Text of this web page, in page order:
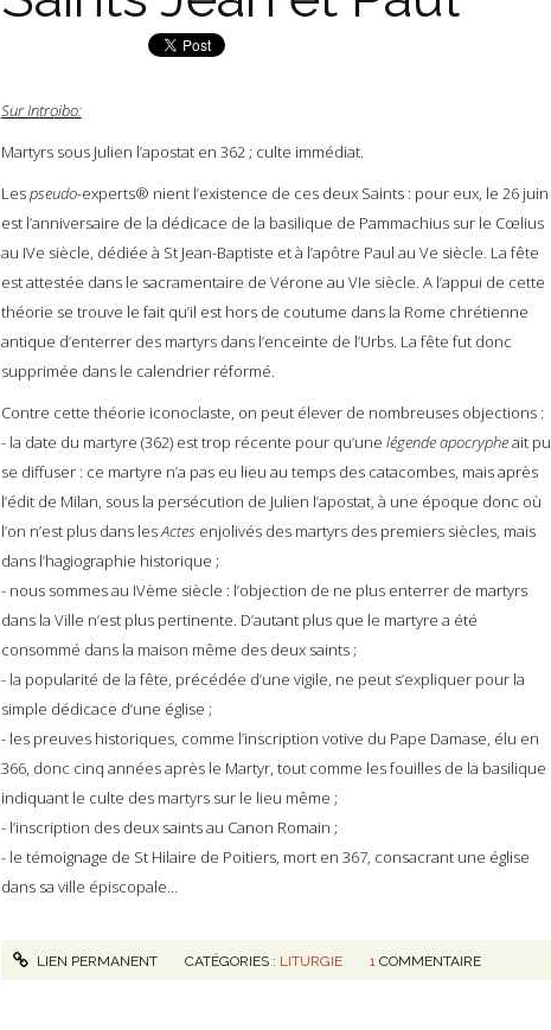
Sur Introibo:
Martyrs sous Julien l’apostat en 362 ; culte immédiat.
Lespseudo-experts® nient l’existence de ces deux Saints : pour eux, le 26 juin
est l’anniversaire de la dédicace de la basilique de Pammachius sur le Cœlius
au IVe siècle, dédiée à St Jean-Baptiste et à l’apôtre Paul au Ve siècle. La fête
est attestée dans le sacramentaire de Vérone au VIe siècle. A l’appui de cette
théorie se trouve le fait qu’il est hors de coutume dans la Rome chrétienne
antique d’enterrer des martyrs dans l’enceinte de l’Urbs. La fête fut donc
supprimée dans le calendrier réformé.
Contre cette théorie iconoclaste, on peut élever de nombreuses objections :
- la date du martyre (362) est trop récente pour qu’une légende apocrypheait pu
se diffuser : ce martyre n’a pas eu lieu au temps des catacombes, mais après
l’édit de Milan, sous la persécution de Julien l’apostat, à une époque donc où
l’on n’est plus dans lesActes enjolivés des martyrs des premiers siècles, mais
dans l’hagiographie historique ;
- nous sommes au IVème siècle : l’objection de ne plus enterrer de martyrs
dans la Ville n’est plus pertinente. D’autant plus que le martyre a été
consommé dans la maison même des deux saints ;
- la popularité de la fête, précédée d’une vigile, ne peut s’expliquer pour la
simple dédicace d’une église ;
- les preuves historiques, comme l’inscription votive du Pape Damase, élu en
366, donc cinq années après le Martyr, tout comme les fouilles de la basilique
indiquant le culte des martyrs sur le lieu même ;
- l’inscription des deux saints au Canon Romain ;
- le témoignage de St Hilaire de Poitiers, mort en 367, consacrant une église
dans sa ville épiscopale…
LIEN PERMANENT CATÉGORIES : LITURGIE 1 COMMENTAIRE